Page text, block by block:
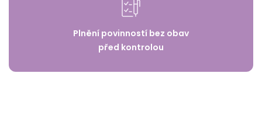
Plnění povinností bez obav
před kontrolou